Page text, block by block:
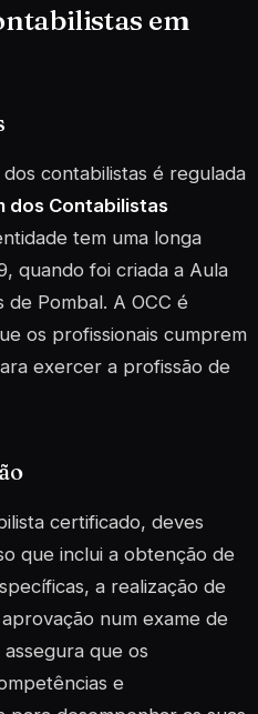
em
contabilistas é regulada
dos Contabilistas
tem uma longa
quando foi criada a Aula
Pombal. A OCC é
os profissionais cumprem
exercer a profissão de
certificado, deves
que inclui a obtenção de
a realização de
num exame de
que os
e